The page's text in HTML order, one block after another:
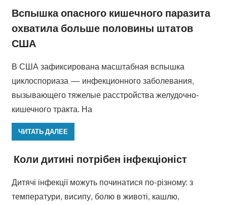
Вспышка опасного кишечного паразита
охватила больше половины штатов
США
В США зафиксирована масштабная вспышка
циклоспориаза — инфекционного заболевания,
вызывающего тяжелые расстройства желудочно-
кишечного тракта. На
ЧИТАТЬ ДАЛЕЕ
Коли дитині потрібен інфекціоніст
Дитячі інфекції можуть починатися по-різному: з
температури, висипу, болю в животі, кашлю,